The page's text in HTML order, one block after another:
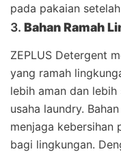
pada pakaian
3. Bahan Ramah
ZEPLUS Detergent
yang ramah
lebih aman dan
usaha laundry.
menjaga kebersihan
bagi lingkungan.